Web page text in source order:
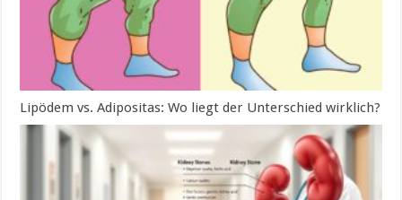
Lipödem vs. Adipositas: Wo liegt der Unterschied wirklich?